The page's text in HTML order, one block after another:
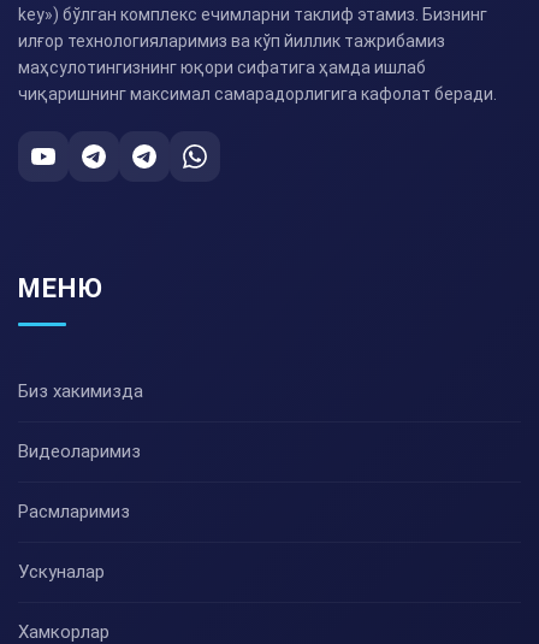
key») бўлган комплекс ечимларни таклиф этамиз. Бизнинг
илғор технологияларимиз ва кўп йиллик тажрибамиз
маҳсулотингизнинг юқори сифатига ҳамда ишлаб
чиқаришнинг максимал самарадорлигига кафолат беради.
МЕНЮ
Биз хакимизда
Видеоларимиз
Расмларимиз
Ускуналар
Хамкорлар